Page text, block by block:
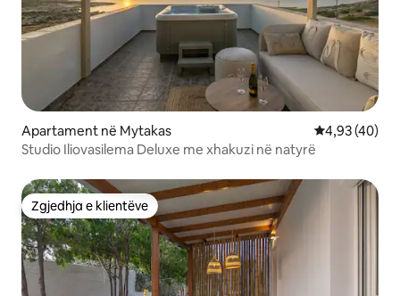
Apartament në Mytakas Vlerësimi
4,93 (40)
Studio Iliovasilema Deluxe me xhakuzi në natyrë
Zgjedhja e klientëve
Zgjedhja e klientëve